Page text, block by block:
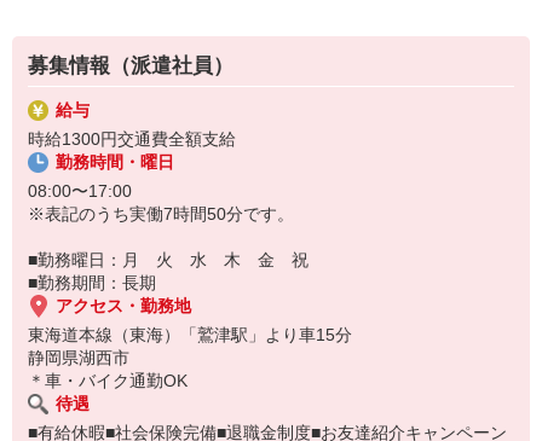
安全管理体制も万全ですので安心してご就業いただけます。
登録方法は、【オンライン】【電話】【登録会来場】の3つから
選べます♪
★★履歴書・証明写真は不要！★★
また、ご登録済の方はお仕事の紹介がスムーズです。
ご応募お待ちしています。
フレッシュできますね。
＊技術が身につきます
募集情報（派遣社員）
給与
時給1300円交通費全額支給
勤務時間・曜日
08:00〜17:00
※表記のうち実働7時間50分です。
■勤務曜日：月 火 水 木 金 祝
■勤務期間：長期
アクセス・勤務地
東海道本線（東海）「鷲津駅」より車15分
静岡県湖西市
＊車・バイク通勤OK
待遇
■有給休暇■社会保険完備■退職金制度■お友達紹介キャンペーン